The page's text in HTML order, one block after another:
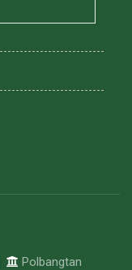
Polbangtan